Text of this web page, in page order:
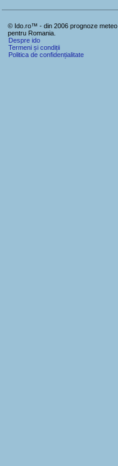
© Ido.ro™ - din 2006 prognoze meteo
pentru Romania.
Despre ido
Termeni și condiții
Politica de confidențialitate